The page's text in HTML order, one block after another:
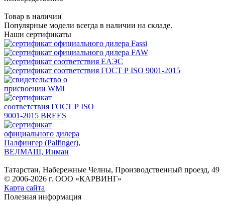
Товар в наличии
Популярные модели всегда в наличии на складе.
Наши сертификаты
Татарстан, Набережные Челны, Производственный проезд, 49
© 2006-2026 г. ООО «КАРВИНГ»
Карта сайта
Полезная информация